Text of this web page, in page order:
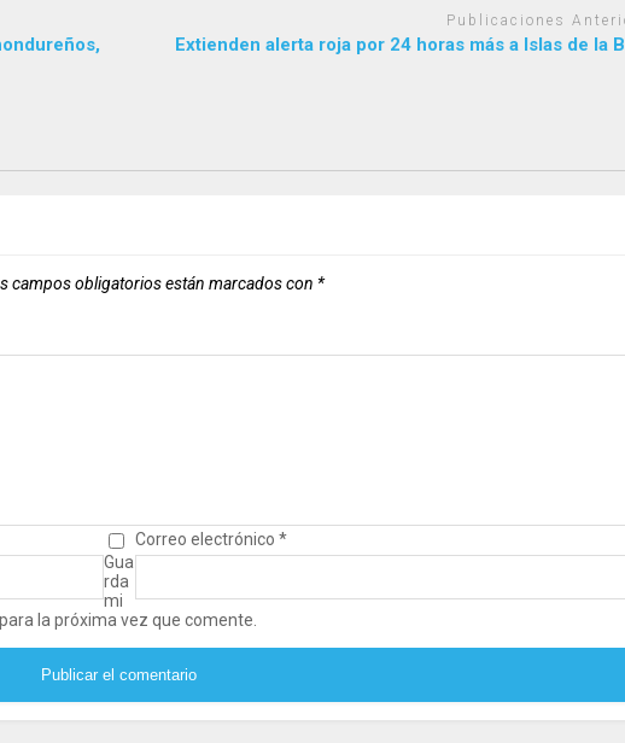
Publicaciones
Extienden alerta roja por 24 horas más a Islas de la
campos obligatorios están marcados con *
Correo electrónico *
Gua
rda
mi
la próxima vez que comente.